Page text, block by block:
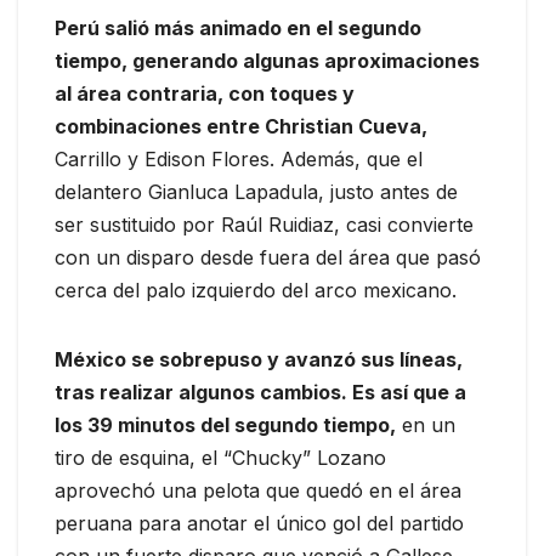
Perú salió más animado en el segundo
tiempo, generando algunas aproximaciones
al área contraria, con toques y
combinaciones entre Christian Cueva,
Carrillo y Edison Flores. Además, que el
delantero Gianluca Lapadula, justo antes de
ser sustituido por Raúl Ruidiaz, casi convierte
con un disparo desde fuera del área que pasó
cerca del palo izquierdo del arco mexicano.
México se sobrepuso y avanzó sus líneas,
tras realizar algunos cambios. Es así que a
los 39 minutos del segundo tiempo, en un
tiro de esquina, el “Chucky” Lozano
aprovechó una pelota que quedó en el área
peruana para anotar el único gol del partido